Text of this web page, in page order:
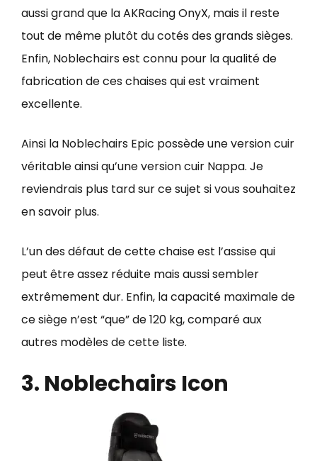
aussi grand que la AKRacing OnyX, mais il reste
tout de même plutôt du cotés des grands sièges.
Enfin, Noblechairs est connu pour la qualité de
fabrication de ces chaises qui est vraiment
excellente.
Ainsi la Noblechairs Epic possède une version cuir
véritable ainsi qu’une version cuir Nappa. Je
reviendrais plus tard sur ce sujet si vous souhaitez
en savoir plus.
L’un des défaut de cette chaise est l’assise qui
peut être assez réduite mais aussi sembler
extrêmement dur. Enfin, la capacité maximale de
ce siège n’est “que” de 120 kg, comparé aux
autres modèles de cette liste.
3. Noblechairs Icon